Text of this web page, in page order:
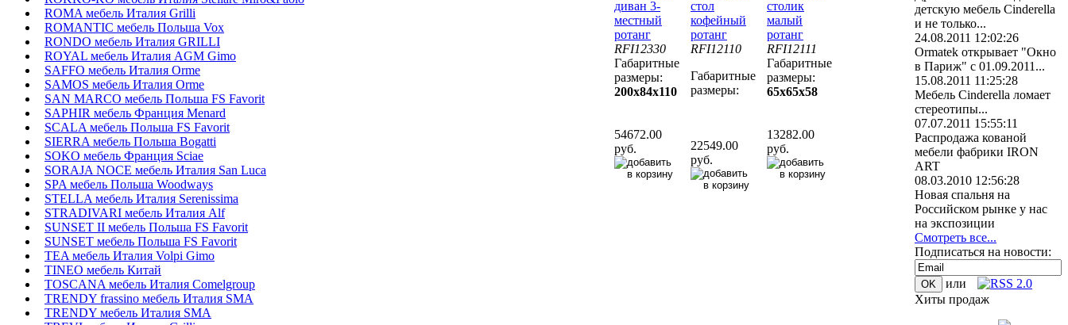
ROMA мебель Италия Grilli
ROMANTIC мебель Польша Vox
RONDO мебель Италия GRILLI
ROYAL мебель Италия AGM Gimo
SAFFO мебель Италия Orme
SAMOS мебель Италия Orme
SAN MARCO мебель Польша FS Favorit
SAPHIR мебель Франция Menard
SCALA мебель Польша FS Favorit
SIERRA мебель Польша Bogatti
SOKO мебель Франция Sciae
SORAJA NOCE мебель Италия San Luca
SPA мебель Польша Woodways
STELLA мебель Италия Serenissima
STRADIVARI мебель Италия Alf
SUNSET II мебель Польша FS Favorit
SUNSET мебель Польша FS Favorit
TEA мебель Италия Volpi Gimo
TINEO мебель Китай
TOSCANA мебель Италия Comelgroup
TRENDY frassino мебель Италия SMA
TRENDY мебель Италия SMA
диван 3-
местный
ротанг
RFI12330
Габаритные
размеры:
200x84x110
54672.00
руб.
стол
кофейный
ротанг
RFI12110
Габаритные
размеры:
22549.00
руб.
столик
малый
ротанг
RFI12111
Габаритные
размеры:
65x65x58
13282.00
руб.
детскую мебель Cinderella
и не только...
24.08.2011 12:02:26
Ormatek открывает "Окно
в Париж" с 01.09.2011...
15.08.2011 11:25:28
Мебель Cinderella ломает
стереотипы...
07.07.2011 15:55:11
Распродажа кованой
мебели фабрики IRON
ART
08.03.2010 12:56:28
Новая спальня на
Российском рынке у нас
на экспозиции
Смотреть все...
Подписаться на новости:
или
Хиты продаж